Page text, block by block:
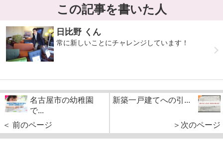
この記事を書いた人
日比野 くん
常に新しいことにチャレンジしています！
名古屋市の幼稚園
で...
＜ 前のページ
新築一戸建てへの引...
＞次のページ